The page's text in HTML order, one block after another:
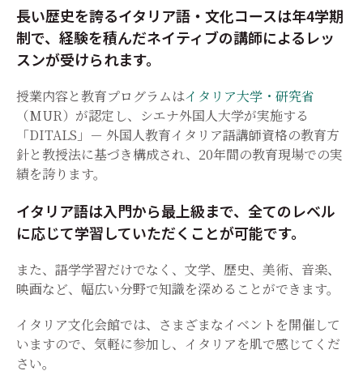
長い歴史を誇るイタリア語・文化コースは年4学期
制で、経験を積んだネイティブの講師によるレッ
スンが受けられます。
授業内容と教育プログラムはイタリア大学・研究省
（MUR）が認定し、シエナ外国人大学が実施する
「DITALS」－ 外国人教育イタリア語講師資格の教育方
針と教授法に基づき構成され、20年間の教育現場での実
績を誇ります。
イタリア語は入門から最上級まで、全てのレベル
に応じて学習していただくことが可能です。
また、語学学習だけでなく、文学、歴史、美術、音楽、
映画など、幅広い分野で知識を深めることができます。
イタリア文化会館では、さまざまなイベントを開催して
いますので、気軽に参加し、イタリアを肌で感じてくだ
さい。